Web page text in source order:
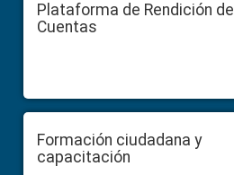
Plataforma de Rendición de
Cuentas
Formación ciudadana y
capacitación